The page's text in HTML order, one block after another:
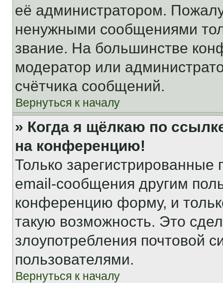
её администратором.
ненужными сообщениями
звание. На большинстве
модератор или
счётчика сообщений.
Вернуться к началу
» Когда я щёлкаю по
на конференцию!
Только зарегистрированные
email-сообщения другим
конференцию форму, и
такую возможность. Это
злоупотребления почтовой
пользователями.
Вернуться к началу